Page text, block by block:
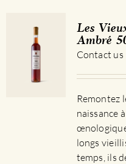
Les
Ambré
Contact us
Remontez
naissance
longs
temps, ils